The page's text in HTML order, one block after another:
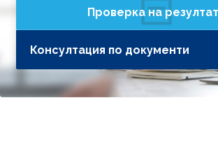
Проверка на
Консултация по документи